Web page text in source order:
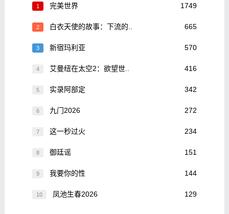
1 完美世界 1749
2 白衣天使的故事：下流的.. 665
3 新宿玛利亚 570
4 艾曼纽在太空2：欲望世.. 416
5 实录阿部定 342
6 九门2026 272
7 这一秒过火 234
8 御廷谣 151
9 我要你的性 144
10 凤池生春2026 129